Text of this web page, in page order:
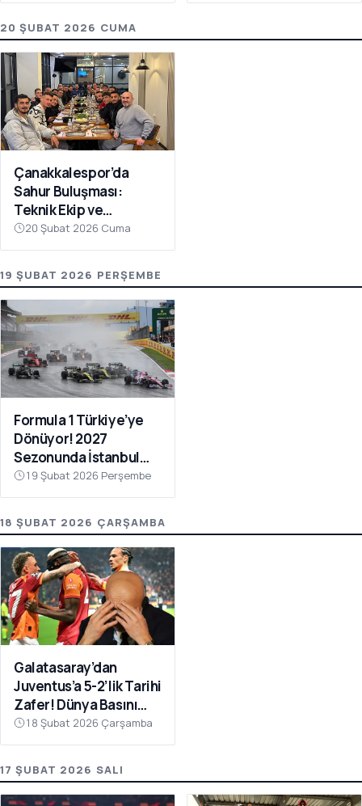
20 ŞUBAT 2026 CUMA
Çanakkalespor’da
Sahur Buluşması:
Teknik Ekip ve
Futbolcular Aynı
Sofrada
20 Şubat 2026 Cuma
19 ŞUBAT 2026 PERŞEMBE
Formula 1 Türkiye’ye
Dönüyor! 2027
Sezonunda İstanbul
Park Takvimde
19 Şubat 2026 Perşembe
18 ŞUBAT 2026 ÇARŞAMBA
Galatasaray’dan
Juventus’a 5-2’lik Tarihi
Zafer! Dünya Basını
Manşetlere Taşıdı
18 Şubat 2026 Çarşamba
17 ŞUBAT 2026 SALI